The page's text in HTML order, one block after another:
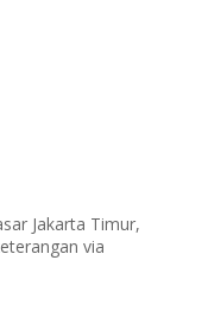
Jakarta Timur,
via